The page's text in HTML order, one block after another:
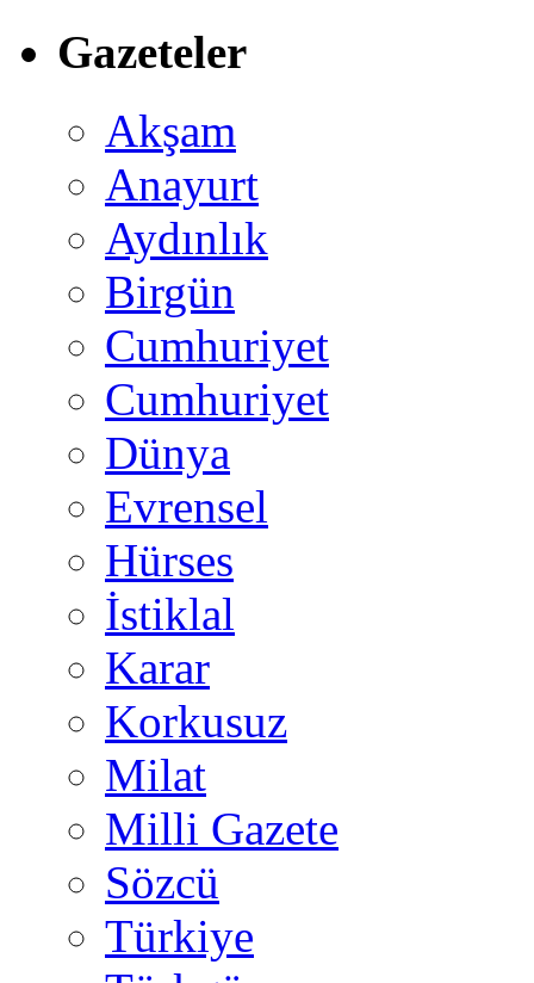
Gazeteler
Akşam
Anayurt
Aydınlık
Birgün
Cumhuriyet
Cumhuriyet
Dünya
Evrensel
Hürses
İstiklal
Karar
Korkusuz
Milat
Milli Gazete
Sözcü
Türkiye